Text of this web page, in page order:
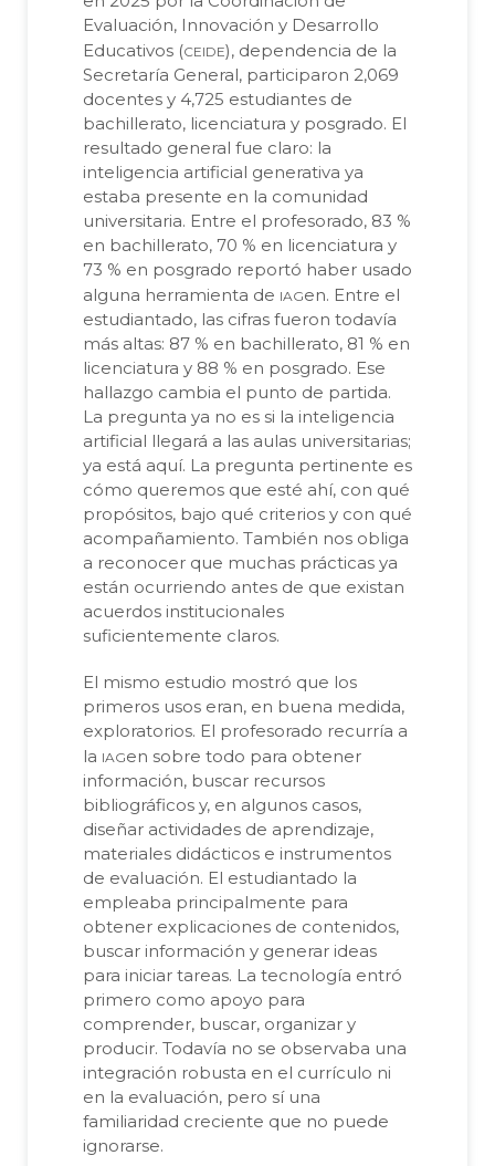
Evaluación, Innovación y Desarrollo
Educativos (ceide), dependencia de la
Secretaría General, participaron 2,069
docentes y 4,725 estudiantes de
bachillerato, licenciatura y posgrado. El
resultado general fue claro: la
inteligencia artificial generativa ya
estaba presente en la comunidad
universitaria. Entre el profesorado, 83 %
en bachillerato, 70 % en licenciatura y
73 % en posgrado reportó haber usado
alguna herramienta de iagen. Entre el
estudiantado, las cifras fueron todavía
más altas: 87 % en bachillerato, 81 % en
licenciatura y 88 % en posgrado. Ese
hallazgo cambia el punto de partida.
La pregunta ya no es si la inteligencia
artificial llegará a las aulas universitarias;
ya está aquí. La pregunta pertinente es
cómo queremos que esté ahí, con qué
propósitos, bajo qué criterios y con qué
acompañamiento. También nos obliga
a reconocer que muchas prácticas ya
están ocurriendo antes de que existan
acuerdos institucionales
suficientemente claros.
El mismo estudio mostró que los
primeros usos eran, en buena medida,
exploratorios. El profesorado recurría a
la iagen sobre todo para obtener
información, buscar recursos
bibliográficos y, en algunos casos,
diseñar actividades de aprendizaje,
materiales didácticos e instrumentos
de evaluación. El estudiantado la
empleaba principalmente para
obtener explicaciones de contenidos,
buscar información y generar ideas
para iniciar tareas. La tecnología entró
primero como apoyo para
comprender, buscar, organizar y
producir. Todavía no se observaba una
integración robusta en el currículo ni
en la evaluación, pero sí una
familiaridad creciente que no puede
ignorarse.